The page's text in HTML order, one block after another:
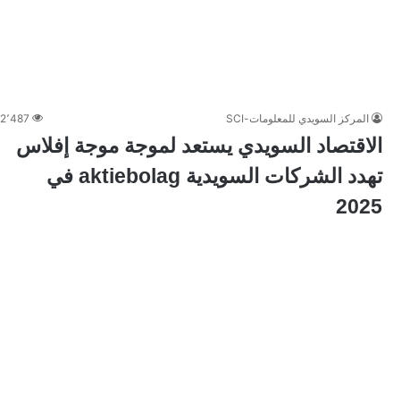
المركز السويدي للمعلومات-SCI 2٬487
الاقتصاد السويدي يستعد لموجة موجة إفلاس
تهدد الشركات السويدية aktiebolag في
2025